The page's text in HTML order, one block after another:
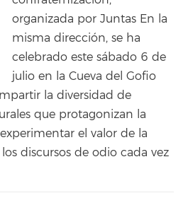
organizada por Juntas En la
misma dirección, se ha
celebrado este sábado 6 de
julio en la Cueva del Gofio
la diversidad de
que protagonizan la
el valor de la
discursos de odio cada vez